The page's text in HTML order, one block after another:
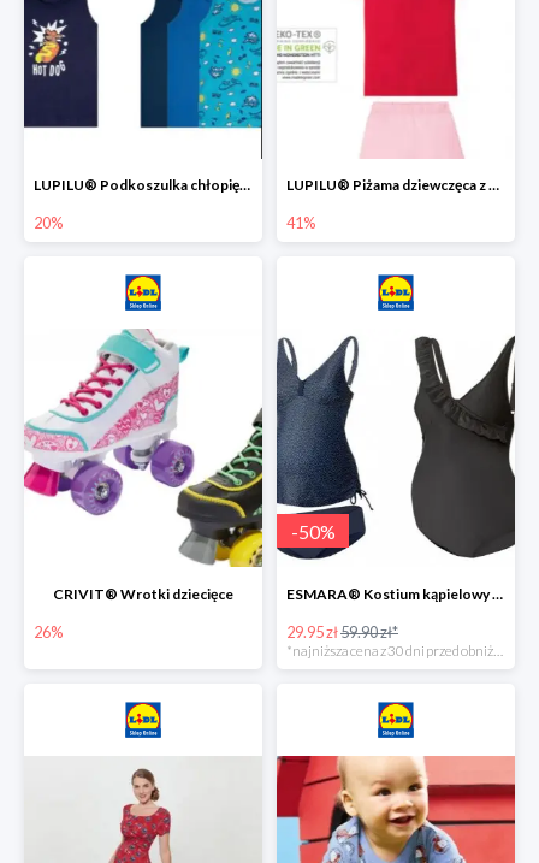
LUPILU® Podkoszulka chłopięca z bawełny -20%
20%
LUPILU® Piżama dziewczęca z bawełny -41%
41%
CRIVIT® Wrotki dziecięce
26%
-50%
ESMARA® Kostium kąpielowy ciążowy lub tankini ciążowe -50%
29.95 zł59.90 zł*